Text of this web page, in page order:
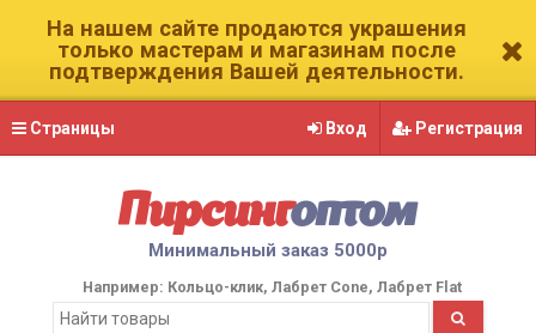
На нашем сайте продаются украшения
только мастерам и магазинам после
подтверждения Вашей деятельности.
Страницы Вход Регистрация
Пирсингоптом
Минимальный заказ 5000р
Например: Кольцо-клик Лабрет Cone Лабрет Flat